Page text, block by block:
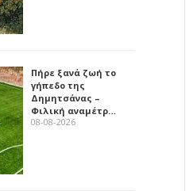
Πήρε ξανά ζωή το
γήπεδο της
Δημητσάνας –
Φιλική αναμέτρ…
08-08-2026